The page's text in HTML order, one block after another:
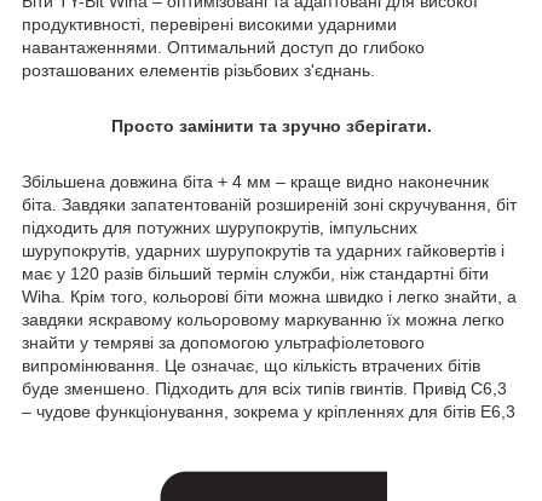
продуктивності, перевірені високими ударними
навантаженнями. Оптимальний доступ до глибоко
розташованих елементів різьбових з'єднань.
Просто замінити та зручно зберігати.
Збільшена довжина біта + 4 мм – краще видно наконечник
біта. Завдяки запатентованій розширеній зоні скручування, біт
підходить для потужних шурупокрутів, імпульсних
шурупокрутів, ударних шурупокрутів та ударних гайковертів і
має у 120 разів більший термін служби, ніж стандартні біти
Wiha. Крім того, кольорові біти можна швидко і легко знайти, а
завдяки яскравому кольоровому маркуванню їх можна легко
знайти у темряві за допомогою ультрафіолетового
випромінювання. Це означає, що кількість втрачених бітів
буде зменшено. Підходить для всіх типів гвинтів. Привід C6,3
– чудове функціонування, зокрема у кріпленнях для бітів E6,3